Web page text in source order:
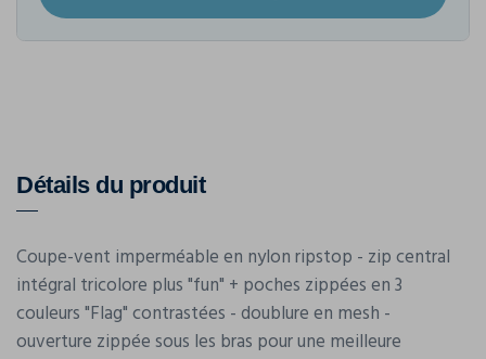
Détails du produit
Coupe-vent imperméable en nylon ripstop - zip central
intégral tricolore plus "fun" + poches zippées en 3
couleurs "Flag" contrastées - doublure en mesh -
ouverture zippée sous les bras pour une meilleure